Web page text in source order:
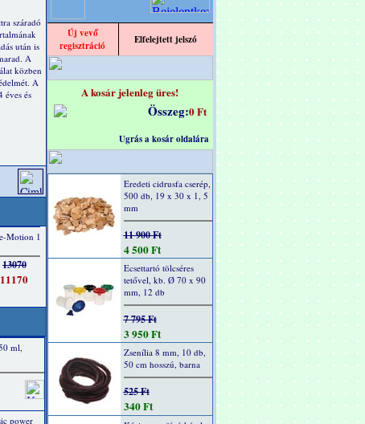
száradó
után is
A
közben
A
és
ml,
power
Új vevő
regisztráció
Elfelejtett jelszó
A kosár jelenleg üres!
Összeg:0 Ft
Ugrás a kosár oldalára
Eredeti cidrusfa cserép,
500 db, 19 x 30 x 1, 5
mm
11 900 Ft
4 500 Ft
Ecsettartó tölcséres
tetővel, kb. Ø 70 x 90
mm, 12 db
7 795 Ft
3 950 Ft
Zsenília 8 mm, 10 db,
50 cm hosszú, barna
525 Ft
340 Ft